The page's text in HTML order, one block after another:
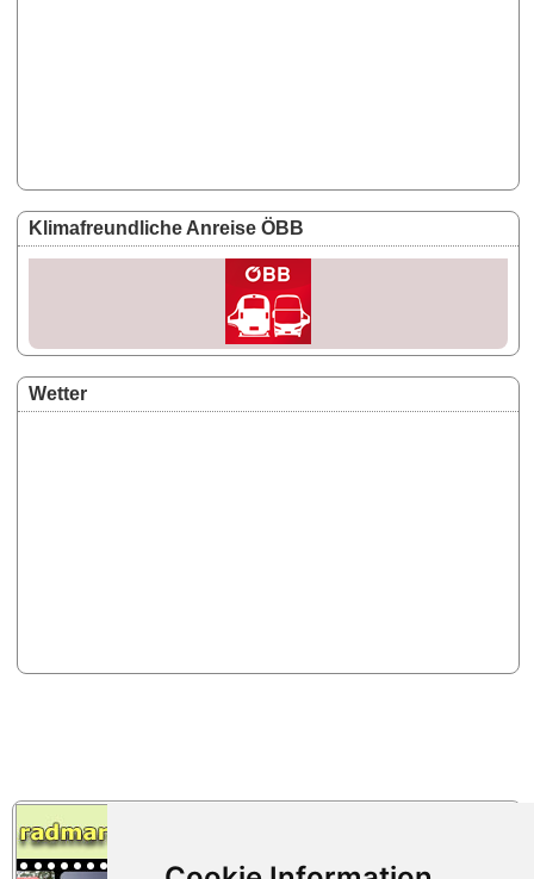
Klimafreundliche Anreise ÖBB
Wetter